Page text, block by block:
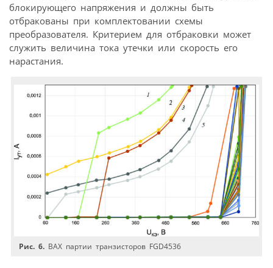
блокирующего напряжения и должны быть
отбракованы при комплектовании схемы
преобразователя. Критерием для отбраковки может
служить величина тока утечки или скорость его
нарастания.
Рис. 6. ВАХ партии транзисторов FGD4536